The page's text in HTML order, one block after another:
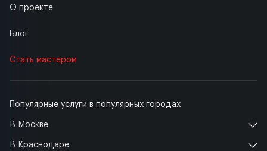
Популярные услуги в популярных городах
В Москве
В Краснодаре
О проекте
Блог
Стать мастером